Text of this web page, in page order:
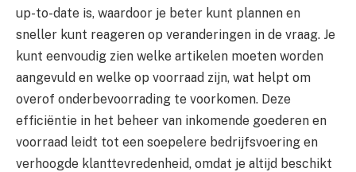
up-to-date is, waardoor je beter kunt plannen en
sneller kunt reageren op veranderingen in de vraag. Je
kunt eenvoudig zien welke artikelen moeten worden
aangevuld en welke op voorraad zijn, wat helpt om
overof onderbevoorrading te voorkomen. Deze
efficiëntie in het beheer van inkomende goederen en
voorraad leidt tot een soepelere bedrijfsvoering en
verhoogde klanttevredenheid, omdat je altijd beschikt